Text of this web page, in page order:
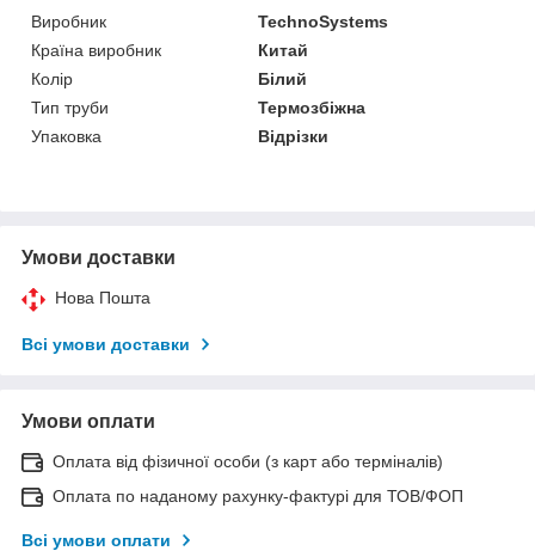
Виробник
TechnoSystems
Країна виробник
Китай
Колір
Білий
Тип труби
Термозбіжна
Упаковка
Відрізки
Умови доставки
Нова Пошта
Всі умови доставки
Умови оплати
Оплата від фізичної особи (з карт або терміналів)
Оплата по наданому рахунку-фактурі для ТОВ/ФОП
Всі умови оплати